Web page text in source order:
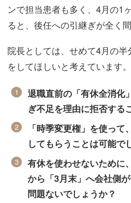
ンで担当患者も多く、4月の1
ると、後任への引継ぎが全く
院長としては、せめて4月の
をしてほしいと考えています。
退職直前の「有休全消化
ぎ不足を理由に拒否する
「時季変更権」を使って
してもらうことは可能で
有休を使わせないために
から「3月末」へ会社側
問題ないでしょうか？